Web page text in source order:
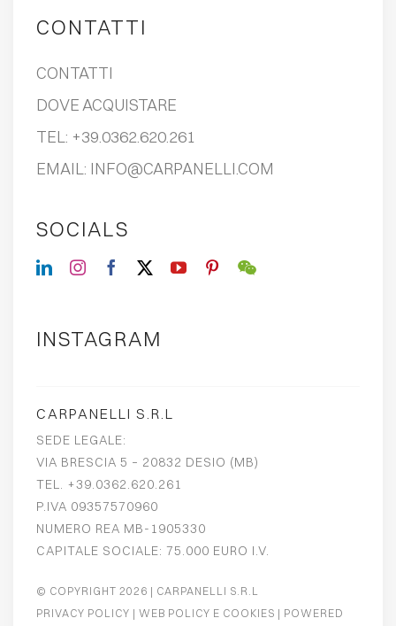
CONTATTI
CONTATTI
DOVE ACQUISTARE
TEL: +39.0362.620.261
EMAIL: INFO@CARPANELLI.COM
SOCIALS
INSTAGRAM
CARPANELLI S.R.L
SEDE LEGALE:
VIA BRESCIA 5 – 20832 DESIO (MB)
TEL. +39.0362.620.261
P.IVA 09357570960
NUMERO REA MB-1905330
CAPITALE SOCIALE: 75.000 EURO I.V.
© COPYRIGHT 2026 | CARPANELLI S.R.L
PRIVACY POLICY |WEB POLICY E COOKIES | POWERED